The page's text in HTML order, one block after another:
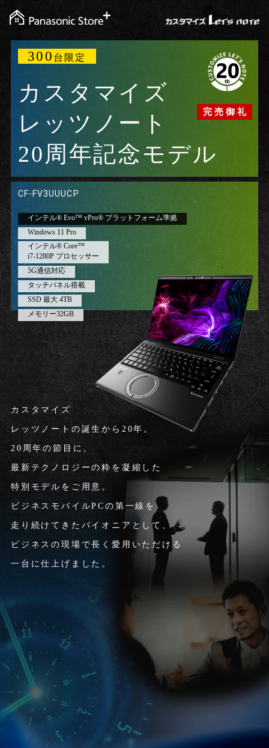
300 台限定
完 売 御 礼
カスタマイズ
レッツノート
20周年記念モデル
CF-FV3UUUCP
インテル® Evo™ vPro® プラットフォーム準拠
Windows 11 Pro
インテル® Core™
i7-1280P プロセッサー
5G通信対応
タッチパネル搭載
SSD 最大 4TB
メモリー32GB
カスタマイズ
レッツノートの誕生から20年。
20周年の節目に、
最新テクノロジーの粋を凝縮した
特別モデルをご用意。
ビジネスモバイルPCの第一線を
走り続けてきたパイオニアとして、
ビジネスの現場で長く愛用いただける
一台に仕上げました。
性能